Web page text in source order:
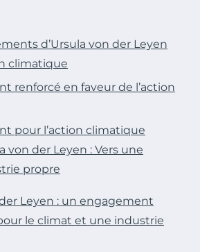
d’Ursula von der Leyen
climatique
renforcé en faveur de l’action
pour l’action climatique
von der Leyen : Vers une
propre
Leyen : un engagement
le climat et une industrie